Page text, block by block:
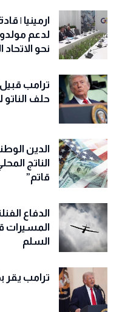
ارمينيا |
لدعم
نحو الاتحاد
ترامب
حلف
الناتج
قاتم”
الدفاع
المسيرات
السلم
ترامب يقر